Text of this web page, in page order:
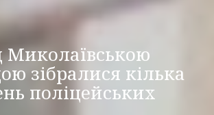
Миколаївською
зібралися кілька
поліцейських